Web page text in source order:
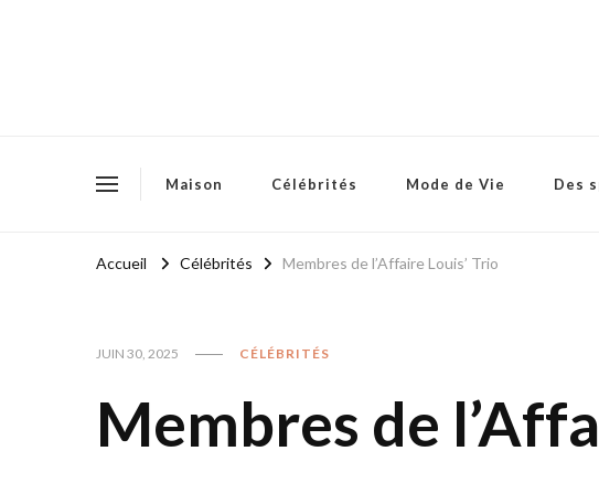
Maison Célébrités Mode de Vie Des
Accueil Célébrités Membres de l’Affaire Louis’ Trio
JUIN 30, 2025 CÉLÉBRITÉS
Membres de